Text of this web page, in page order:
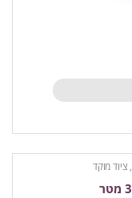
, ציוד מוקד